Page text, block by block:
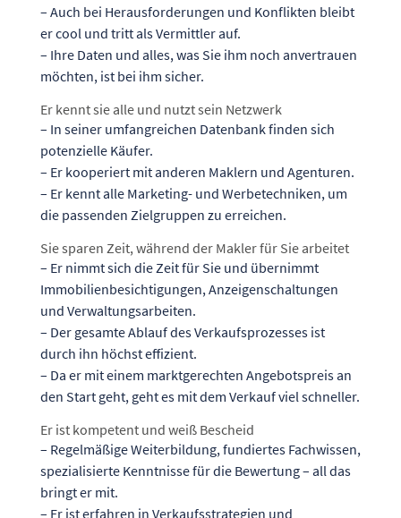
– Auch bei Herausforderungen und Konflikten bleibt
er cool und tritt als Vermittler auf.
– Ihre Daten und alles, was Sie ihm noch anvertrauen
möchten, ist bei ihm sicher.
Er kennt sie alle und nutzt sein Netzwerk
– In seiner umfangreichen Datenbank finden sich
potenzielle Käufer.
– Er kooperiert mit anderen Maklern und Agenturen.
– Er kennt alle Marketing- und Werbetechniken, um
die passenden Zielgruppen zu erreichen.
Sie sparen Zeit, während der Makler für Sie arbeitet
– Er nimmt sich die Zeit für Sie und übernimmt
Immobilienbesichtigungen, Anzeigenschaltungen
und Verwaltungsarbeiten.
– Der gesamte Ablauf des Verkaufsprozesses ist
durch ihn höchst effizient.
– Da er mit einem marktgerechten Angebotspreis an
den Start geht, geht es mit dem Verkauf viel schneller.
Er ist kompetent und weiß Bescheid
– Regelmäßige Weiterbildung, fundiertes Fachwissen,
spezialisierte Kenntnisse für die Bewertung – all das
bringt er mit.
– Er ist erfahren in Verkaufsstrategien und